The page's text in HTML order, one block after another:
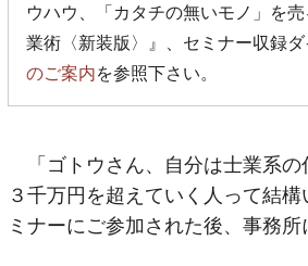
ウハウ、「カタチの無いモノ」を
業術〈新装版〉』、セミナー収録
のご案内を参照下さい。
「ゴトウさん、自分は士業系
３千万円を超えていく人って結
ミナーにご参加された後、事務